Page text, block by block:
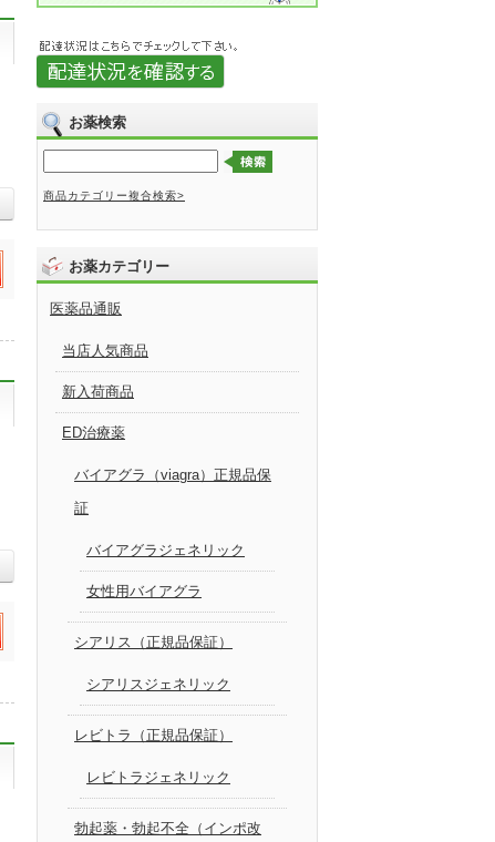
お薬検索
商品カテゴリー複合検索>
お薬カテゴリー
医薬品通販
当店人気商品
新入荷商品
ED治療薬
バイアグラ（viagra）正規品保
証
バイアグラジェネリック
女性用バイアグラ
シアリス（正規品保証）
シアリスジェネリック
レビトラ（正規品保証）
レビトラジェネリック
勃起薬・勃起不全（インポ改